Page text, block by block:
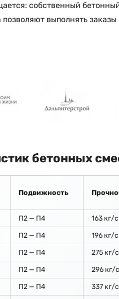
собственный
позволяют выполнять
бетонных
Подвижность
П2 — П4 163 кг/
П2 — П4 196 кг/
П2 — П4 275 кг/
П2 — П4 296 кг/
П2 — П4 337 кг/